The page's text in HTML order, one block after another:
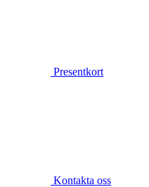
Presentkort
Kontakta oss